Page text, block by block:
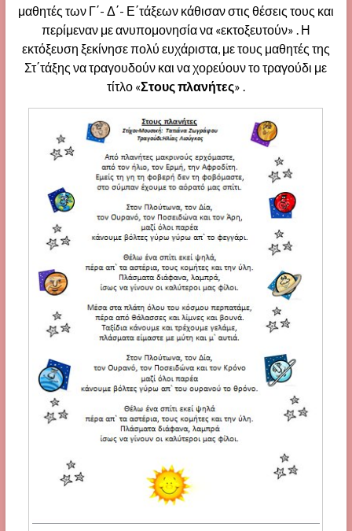
μαθητές των Γ΄- Δ΄- Ε΄τάξεων κάθισαν στις θέσεις τους και
περίμεναν με ανυπομονησία να «εκτοξευτούν» . Η
εκτόξευση ξεκίνησε πολύ ευχάριστα, με τους μαθητές της
Στ΄τάξης να τραγουδούν και να χορεύουν το τραγούδι με
τίτλο «Στους πλανήτες» .